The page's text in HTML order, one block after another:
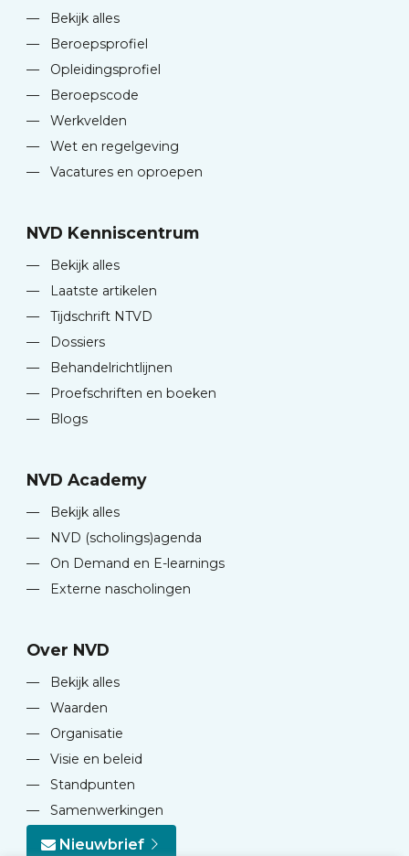
—
Bekijk alles
—
Beroepsprofiel
—
Opleidingsprofiel
—
Beroepscode
—
Werkvelden
—
Wet en regelgeving
—
Vacatures en oproepen
NVD Kenniscentrum
—
Bekijk alles
—
Laatste artikelen
—
Tijdschrift NTVD
—
Dossiers
—
Behandelrichtlijnen
—
Proefschriften en boeken
—
Blogs
NVD Academy
—
Bekijk alles
—
NVD (scholings)agenda
—
On Demand en E-learnings
—
Externe nascholingen
Over NVD
—
Bekijk alles
—
Waarden
—
Organisatie
—
Visie en beleid
—
Standpunten
—
Samenwerkingen
Nieuwbrief